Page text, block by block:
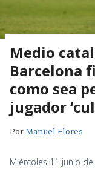
Medio
Barcelona
como sea
jugador
PorManuel Flores
Miércoles 11 junio